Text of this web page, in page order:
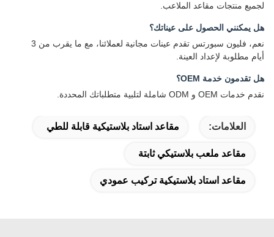
لجميع منتجات مقاعد الملاعب.
هل يمكنني الحصول على عيناتك؟
نعم، فليون سبورتس تقدم عينات مجانية لعملائنا، مع ما يقرب من 3
أيام مطلوبة لإعداد العينة.
هل تقدمون خدمة OEM؟
نقدم خدمات OEM و ODM شاملة لتلبية متطلباتك المحددة.
العلامات: مقاعد استاد بلاستيكية قابلة للطي
مقاعد ملعب بلاستيكي ثابتة
مقاعد استاد بلاستيكية تركيب عمودي